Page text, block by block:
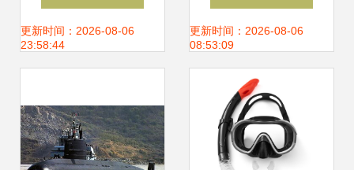
析
更新时间：2026-08-06
23:58:44
记录
更新时间：2026-08-06
08:53:09